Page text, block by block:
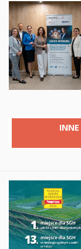
INNE